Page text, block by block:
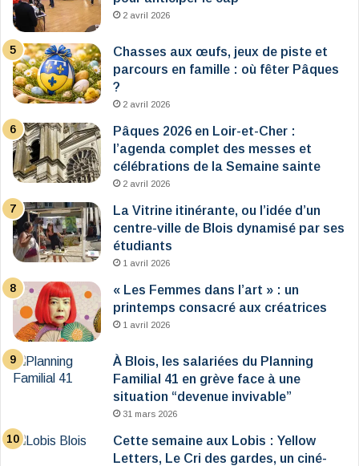
2 avril 2026
Chasses aux œufs, jeux de piste et
parcours en famille : où fêter Pâques
?
2 avril 2026
Pâques 2026 en Loir-et-Cher :
l’agenda complet des messes et
célébrations de la Semaine sainte
2 avril 2026
La Vitrine itinérante, ou l’idée d’un
centre-ville de Blois dynamisé par ses
étudiants
1 avril 2026
« Les Femmes dans l’art » : un
printemps consacré aux créatrices
1 avril 2026
À Blois, les salariées du Planning
Familial 41 en grève face à une
situation “devenue invivable”
31 mars 2026
Cette semaine aux Lobis : Yellow
Letters, Le Cri des gardes, un ciné-